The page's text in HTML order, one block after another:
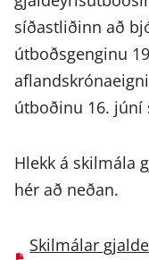
síðastliðinn að
útboðsgenginu
útboðinu 16. júní
Hlekk á skilmála
hér að neðan.
Skilmálar